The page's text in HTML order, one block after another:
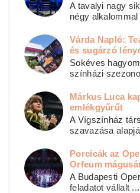
A tavalyi nagy
négy alkalommal
Várda Napló:
és sugárzó
Sokéves
színházi
Márkus Luca
emlékgyűrűt
A Vígszínház
szavazása
Porcicák az
Orfeum
A Budapesti
feladatot vállalt ...